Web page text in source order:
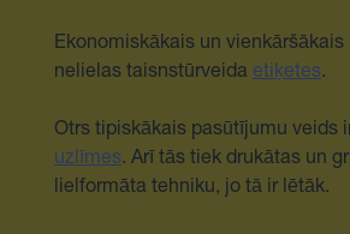
Ekonomiskākais un
nelielas taisnstūrveida etiķetes.
Otrs tipiskākais pasūtījumu veids
uzlīmes. Arī tās tiek drukātas un
lielformāta tehniku, jo tā ir lētāk.